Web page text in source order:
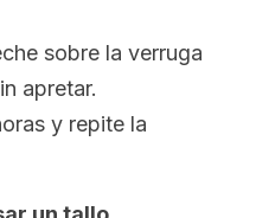
sobre la verruga
apretar.
y repite la